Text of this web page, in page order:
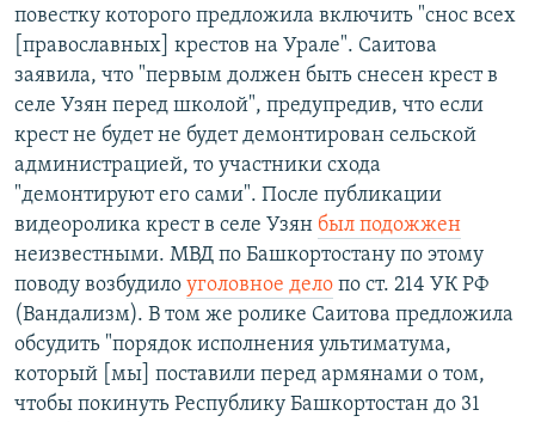
повестку которого предложила включить "снос всех
[православных] крестов на Урале". Саитова
заявила, что "первым должен быть снесен крест в
селе Узян перед школой", предупредив, что если
крест не будет не будет демонтирован сельской
администрацией, то участники схода
"демонтируют его сами". После публикации
видеоролика крест в селе Узян был подожжен
неизвестными. МВД по Башкортостану по этому
поводу возбудило уголовное дело по ст. 214 УК РФ
(Вандализм). В том же ролике Саитова предложила
обсудить "порядок исполнения ультиматума,
который [мы] поставили перед армянами о том,
чтобы покинуть Республику Башкортостан до 31